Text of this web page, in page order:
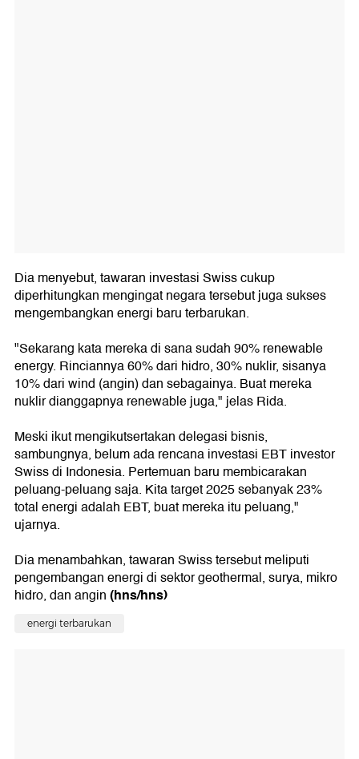
Dia menyebut, tawaran investasi Swiss cukup
diperhitungkan mengingat negara tersebut juga sukses
mengembangkan energi baru terbarukan.
"Sekarang kata mereka di sana sudah 90% renewable
energy. Rinciannya 60% dari hidro, 30% nuklir, sisanya
10% dari wind (angin) dan sebagainya. Buat mereka
nuklir dianggapnya renewable juga," jelas Rida.
Meski ikut mengikutsertakan delegasi bisnis,
sambungnya, belum ada rencana investasi EBT investor
Swiss di Indonesia. Pertemuan baru membicarakan
peluang-peluang saja. Kita target 2025 sebanyak 23%
total energi adalah EBT, buat mereka itu peluang,"
ujarnya.
Dia menambahkan, tawaran Swiss tersebut meliputi
pengembangan energi di sektor geothermal, surya, mikro
hidro, dan angin(hns/hns)
energi terbarukan